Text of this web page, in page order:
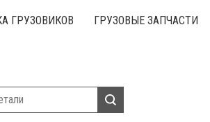
ГРУЗОВИКОВ ГРУЗОВЫЕ ЗАПЧАСТИ